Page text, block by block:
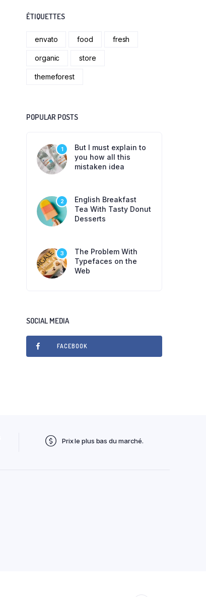
ÉTIQUETTES
envato food fresh
organic store
themeforest
POPULAR POSTS
1
But I must explain to
you how all this
mistaken idea
2
English Breakfast
Tea With Tasty Donut
Desserts
3
The Problem With
Typefaces on the
Web
SOCIAL MEDIA
FACEBOOK
Prix le plus bas du marché.